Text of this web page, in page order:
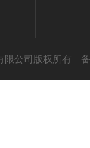
限公司版权所有